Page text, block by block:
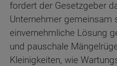
fordert der Gesetzgeber
Unternehmer gemeinsam
einvernehmliche Lösung
und pauschale
Kleinigkeiten, wie